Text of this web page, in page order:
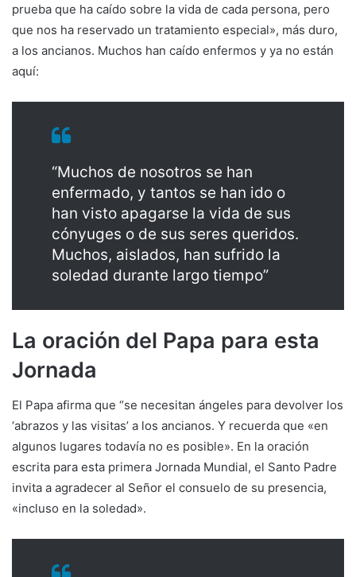
prueba que ha caído sobre la vida de cada persona, pero
que nos ha reservado un tratamiento especial», más duro,
a los ancianos. Muchos han caído enfermos y ya no están
aquí:
“Muchos de nosotros se han
enfermado, y tantos se han ido o
han visto apagarse la vida de sus
cónyuges o de sus seres queridos.
Muchos, aislados, han sufrido la
soledad durante largo tiempo”
La oración del Papa para esta
Jornada
El Papa afirma que “se necesitan ángeles para devolver los
‘abrazos y las visitas’ a los ancianos. Y recuerda que «en
algunos lugares todavía no es posible». En la oración
escrita para esta primera Jornada Mundial, el Santo Padre
invita a agradecer al Señor el consuelo de su presencia,
«incluso en la soledad».